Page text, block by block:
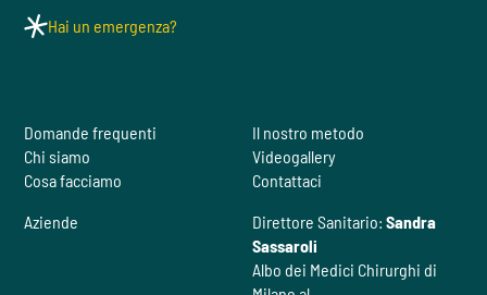
Hai un emergenza?
Domande frequenti
Chi siamo
Cosa facciamo
Il nostro metodo
Videogallery
Contattaci
Aziende
Direttore Sanitario: Sandra
Sassaroli
Albo dei Medici Chirurghi di